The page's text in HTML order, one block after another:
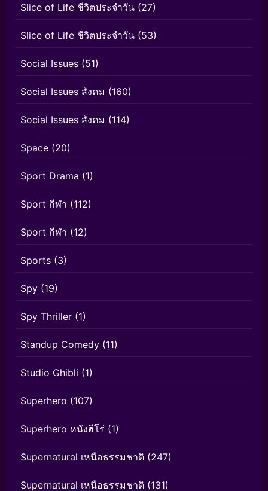
Slice of Life ชีวิตประจำวัน (27)
Slice of Life ชีวิตประจำวัน (53)
Social Issues (51)
Social Issues สังคม (160)
Social Issues สังคม (114)
Space (20)
Sport Drama (1)
Sport กีฬา (112)
Sport กีฬา (12)
Sports (3)
Spy (19)
Spy Thriller (1)
Standup Comedy (11)
Studio Ghibli (1)
Superhero (107)
Superhero หนังฮีโร่ (1)
Supernatural เหนือธรรมชาติ (247)
Supernatural เหนือธรรมชาติ (131)